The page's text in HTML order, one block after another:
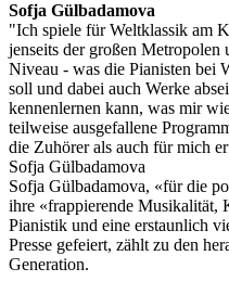
Sofja Gülbadamova
"Ich spiele für Weltklassik am
jenseits der großen
Niveau - was die Pianisten bei
soll und dabei auch Werke
kennenlernen kann, was mir
teilweise ausgefallene
die Zuhörer als auch für mich
Sofja Gülbadamova
Sofja Gülbadamova, «für die
ihre «frappierende Musikalität,
Pianistik und eine erstaunlich
Presse gefeiert, zählt zu den
Generation.